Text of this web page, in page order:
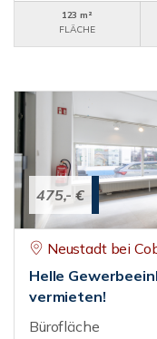
123 m²
FLÄCHE
475,- €
Neustadt bei
Helle
vermieten!
Bürofläche